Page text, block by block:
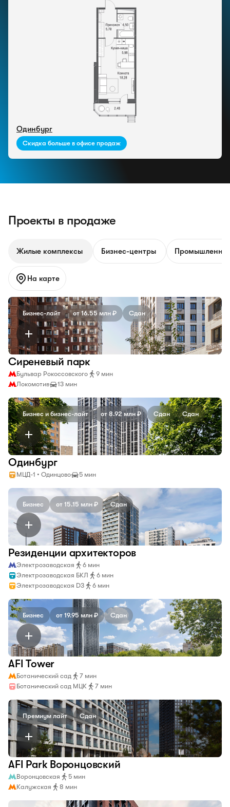
Одинбург
Скидка больше в офисе продаж
Проекты в продаже
Жилые комплексы Бизнес-центры
На карте
Бизнес-лайт от 16.55 млн ₽ Сдан
Сиреневый парк
Бульвар Рокоссовского
9 мин
Локомотив
13 мин
Бизнес и бизнес-лайт от 8.92 млн ₽ Сдан Сдан
Одинбург
МЦД-1 • Одинцово 5 мин
Бизнес от 15.15 млн ₽ Сдан
Резиденции архитекторов
Электрозаводская
6 мин
Электрозаводская БКЛ
6 мин
Электрозаводская D3
6 мин
Бизнес от 19.95 млн ₽ Сдан
AFI Tower
Ботанический сад
7 мин
Ботанический сад МЦК
7 мин
Премиум лайт Сдан
AFI Park Воронцовский
Воронцовская
5 мин
Калужская
8 мин